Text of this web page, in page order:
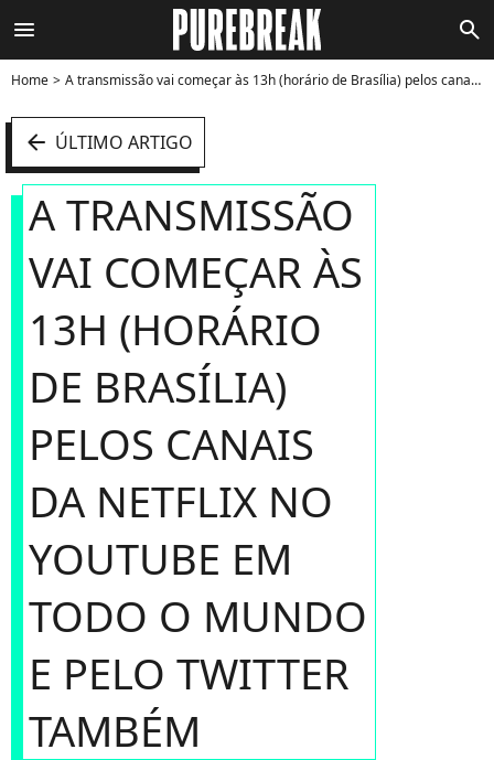
menu search
Home A transmissão vai começar às 13h (horário de Brasília) pelos canais da Netflix no YouTube em todo o mundo e pelo Twitter também - Foto
arrow_left ÚLTIMO ARTIGO
A TRANSMISSÃO
VAI COMEÇAR ÀS
13H (HORÁRIO
DE BRASÍLIA)
PELOS CANAIS
DA NETFLIX NO
YOUTUBE EM
TODO O MUNDO
E PELO TWITTER
TAMBÉM